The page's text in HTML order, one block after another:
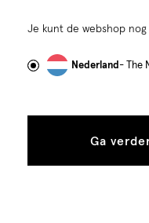
gebruiken wij
om advertenties te
tonen
Je kunt de webshop
Nederland- The
Ga